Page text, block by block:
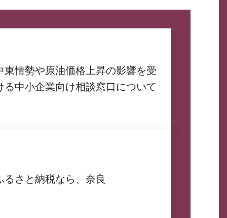
東情勢や原油価格上昇の影響を受
る中小企業向け相談窓口について
るさと納税なら、奈良